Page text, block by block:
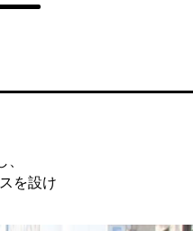
を設け